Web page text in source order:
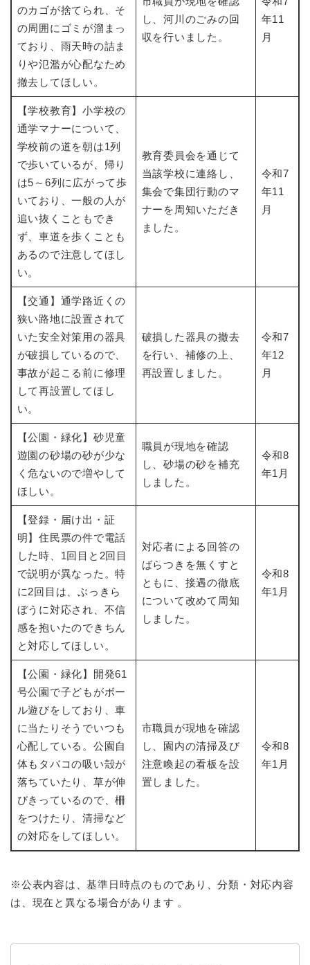
のカゴが捨てられ、そ
の周囲にゴミが溜まっ
ており、雨天時の詰ま
りや氾濫が心配なため
撤去してほしい。
し、河川のごみの回
収を行いました。
年11
月
【学校教育】小学校の
通学マナーについて、
学校前の道を朝は1列
で歩いているが、帰り
は5～6列に広がって歩
いており、一般の人が
追い抜くこともでき
ず、車道を歩くことも
あるので注意してほし
い。
教育委員会を通じて
当該学校に連絡し、
集会で集団行動のマ
ナーを周知いただき
ました。
令和7
年11
月
【交通】通学路近くの
狭い路地に設置されて
いた安全対策用の器具
が破損しているので、
事故が起こる前に修理
して再設置してほし
い。
破損した器具の撤去
を行い、補修の上、
再設置しました。
令和7
年12
月
【公園・緑化】砂児童
遊園の砂場の砂が少な
く危ないので増やして
ほしい。
職員が現地を確認
し、砂場の砂を補充
しました。
令和8
年1月
【登録・届け出・証
明】住民票の件で電話
した時、1回目と2回目
で説明が異なった。特
に2回目は、ぶっきら
ぼうに対応され、不信
感を抱いたのできちん
と対応してほしい。
対応者による回答の
ばらつきを無くすと
ともに、接遇の徹底
について改めて周知
しました。
令和8
年1月
【公園・緑化】開発61
号公園で子どもがボー
ル遊びをしており、車
に当たりそうでいつも
心配している。公園自
体もタバコの吸い殻が
落ちていたり、草が伸
びきっているので、柵
をつけたり、清掃など
の対応をしてほしい。
市職員が現地を確認
し、園内の清掃及び
注意喚起の看板を設
置しました。
令和8
年1月
※公表内容は、基準日時点のものであり、分類・対応内容
は、現在と異なる場合があります 。